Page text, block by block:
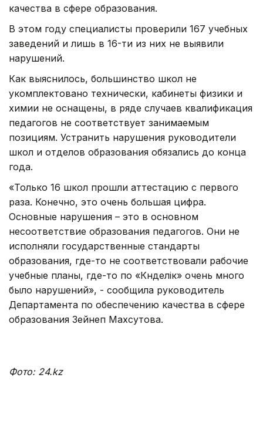
качества в сфере образования.
В этом году специалисты проверили 167 учебных
заведений и лишь в 16-ти из них не выявили
нарушений.
Как выяснилось, большинство школ не
укомплектовано технически, кабинеты физики и
химии не оснащены, в ряде случаев квалификация
педагогов не соответствует занимаемым
позициям. Устранить нарушения руководители
школ и отделов образования обязались до конца
года.
«Только 16 школ прошли аттестацию с первого
раза. Конечно, это очень большая цифра.
Основные нарушения – это в основном
несоответствие образования педагогов. Они не
исполняли государственные стандарты
образования, где-то не соответствовали рабочие
учебные планы, где-то по «Күнделік» очень много
было нарушений», - сообщила руководитель
Департамента по обеспечению качества в сфере
образования Зейнеп Махсутова.
Фото: 24.kz